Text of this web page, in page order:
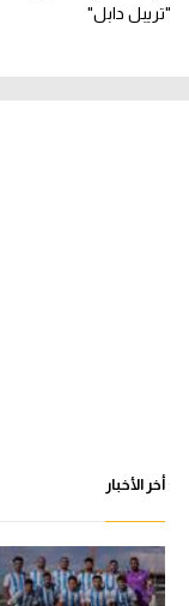
"تريبل دابل"
أخر الأخبار